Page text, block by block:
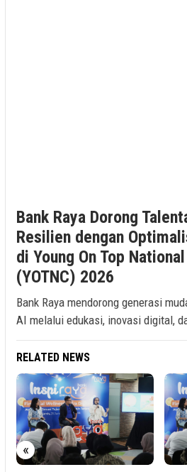
Bank Raya Dorong
Resilien dengan
di Young On Top
(YOTNC) 2026
Bank Raya mendorong generasi
AI melalui edukasi, inovasi digital,
RELATED NEWS
«